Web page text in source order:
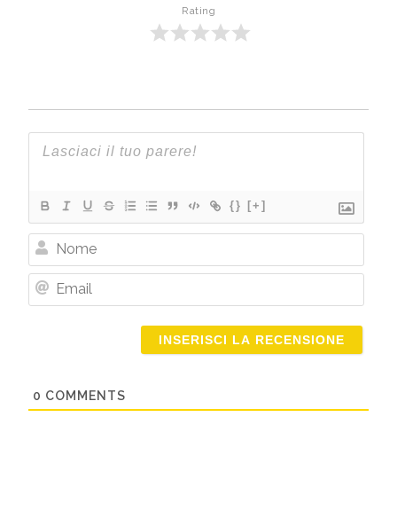
Rating
{} [+]
Nome
0 COMMENTS